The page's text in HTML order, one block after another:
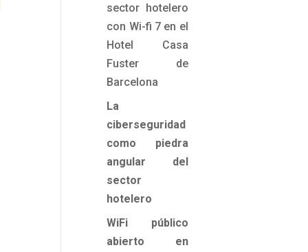
sector hotelero
con Wi-fi 7 en el
Hotel Casa
Fuster de
Barcelona
La
ciberseguridad
como piedra
angular del
sector
hotelero
WiFi público
abierto en